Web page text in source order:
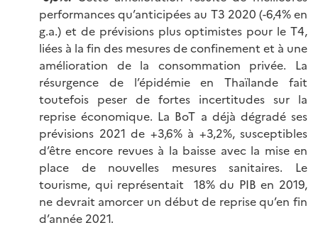
performances qu’anticipées au T3 2020 (-6,4% en
g.a.) et de prévisions plus optimistes pour le T4,
liées à la fin des mesures de confinement et à une
amélioration de la consommation privée. La
résurgence de l’épidémie en Thaïlande fait
toutefois peser de fortes incertitudes sur la
reprise économique. La BoT a déjà dégradé ses
prévisions 2021 de +3,6% à +3,2%, susceptibles
d’être encore revues à la baisse avec la mise en
place de nouvelles mesures sanitaires. Le
tourisme, qui représentait 18% du PIB en 2019,
ne devrait amorcer un début de reprise qu’en fin
d’année 2021.